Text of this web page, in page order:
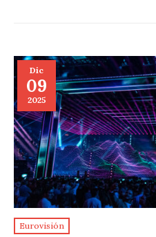
Dic
09
2025
Eurovisión